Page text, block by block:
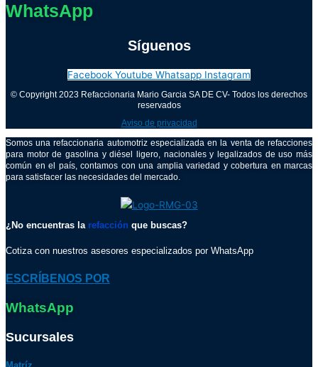
WhatsApp
Síguenos
Facebook Youtube Whatsapp Instagram
© Copyright 2023 Refaccionaria Mario Garcia SA DE CV- Todos los derechos
reservados
Aviso de privacidad
Somos una refaccionaria automotriz especializada en la venta de refacciones
para motor de gasolina y diésel ligero, nacionales y legalizados de uso más
común en el país, contamos con una amplia variedad y cobertura en marcas
para satisfacer las necesidades del mercado.
¿No encuentras la refacción que buscas?
Cotiza con nuestros asesores especializados por WhatsApp
ESCRÍBENOS POR
WhatsApp
Sucursales